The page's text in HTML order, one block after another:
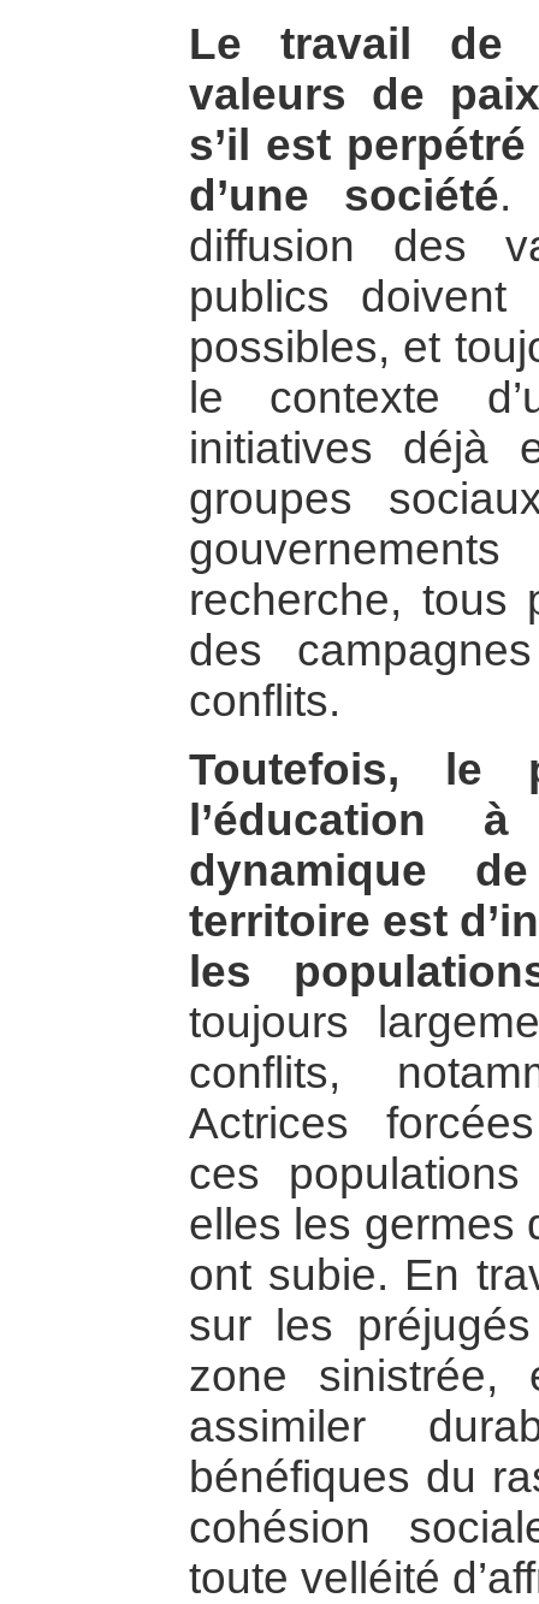
Le travail de
valeurs de
s’il est
d’une société.
diffusion des
publics
possibles, et
le contexte
initiatives déjà
groupes
recherche, tous
des
conflits.
Toutefois, le
l’éducation
dynamique
territoire est
les
toujours
conflits,
Actrices
ces
elles les germes
ont subie. En
sur les
zone sinistrée,
assimiler
bénéfiques du
cohésion
toute velléité